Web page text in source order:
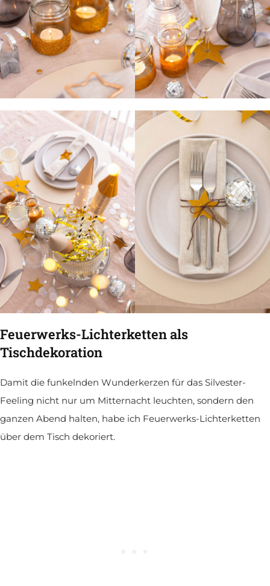
Feuerwerks-Lichterketten als
Tischdekoration
Damit die funkelnden Wunderkerzen für das Silvester-
Feeling nicht nur um Mitternacht leuchten, sondern den
ganzen Abend halten, habe ich Feuerwerks-Lichterketten
über dem Tisch dekoriert.